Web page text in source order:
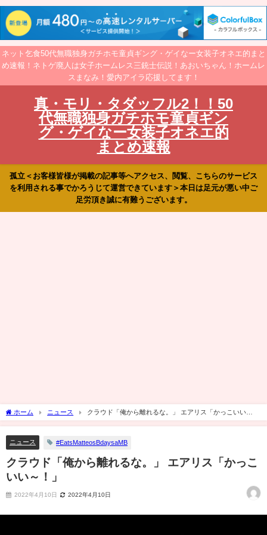
ネット乞食50代無職独身ガチホモ童貞ギング・ゲイなー女装子オネエ的まと
め速報！ネトゲ廃人は女子ホームレス三銃士伝説！あおいちゃん！ホームレ
スまなみ！愛内アイラ応援してます！
真・モリ・タダッフル2！！50
代無職独身ガチホモ童貞ギン
グ・ゲイなー女装子オネエ的
まとめ速報
孤立＜お客様皆様が掲載の記事等へアクセス、閲覧、こちらのサービス
を利用される事でかろうじて運営できています＞本日は足元が悪い中ご
足労頂き誠に有難うございます。
ホーム ニュース
クラウド「俺から離れるな。」 エアリス「かっこいい
～！」
ニュース #EatsMatteosBdaysaMB
クラウド「俺から離れるな。」 エアリス「かっこ
いい～！」
2022年4月10日 2022年4月10日